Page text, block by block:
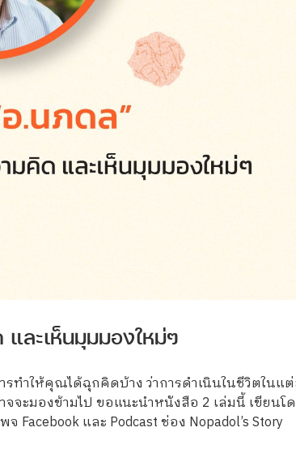
ละเห็นมุมมองใหม่ๆ
ให้คุณได้ฉุกคิดบ้าง ว่าการดำเนินในชีวิตในแต่
ะมองข้ามไป ขอแนะนำหนังสือ 2 เล่มนี้ เขียนโ
และ Podcast ช่อง Nopadol’s Story